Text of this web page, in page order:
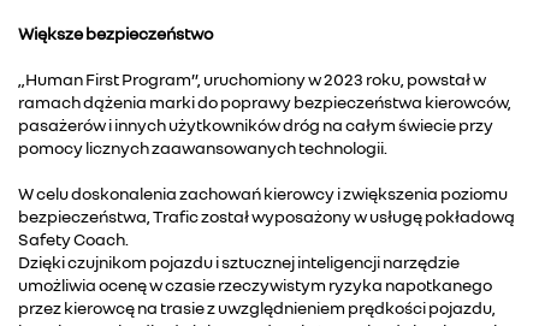
Większe bezpieczeństwo
„Human First Program”, uruchomiony w 2023 roku, powstał w
ramach dążenia marki do poprawy bezpieczeństwa kierowców,
pasażerów i innych użytkowników dróg na całym świecie przy
pomocy licznych zaawansowanych technologii.
W celu doskonalenia zachowań kierowcy i zwiększenia poziomu
bezpieczeństwa, Trafic został wyposażony w usługę pokładową
Safety Coach.
Dzięki czujnikom pojazdu i sztucznej inteligencji narzędzie
umożliwia ocenę w czasie rzeczywistym ryzyka napotkanego
przez kierowcę na trasie z uwzględnieniem prędkości pojazdu,